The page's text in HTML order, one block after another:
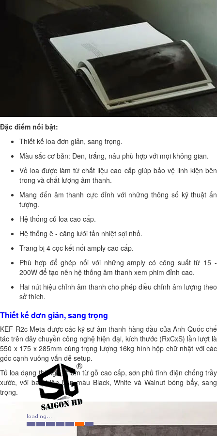
Đặc điểm nổi bật:
Thiết kế loa đơn giản, sang trọng.
Màu sắc cơ bản: Đen, trắng, nâu phù hợp với mọi không gian.
Vỏ loa được làm từ chất liệu cao cấp giúp bảo vệ linh kiện bên
trong và chất lượng âm thanh.
Mang đến âm thanh cực đỉnh với những thông số kỹ thuật ấn
tượng.
Hệ thống củ loa cao cấp.
Hệ thống ê - căng lưới tản nhiệt sợi nhỏ.
Trang bị 4 cọc kết nối amply cao cấp.
Phù hợp để ghép nối với những amply có công suất từ 15 -
200W để tạo nên hệ thống âm thanh xem phim đỉnh cao.
Hai nút hiệu chỉnh âm thanh cho phép điều chỉnh âm lượng theo
sở thích.
Thiết kế đơn giản, sang trọng
KEF R2c Meta được các kỹ sư âm thanh hàng đầu của Anh Quốc chế
tác trên dây chuyền công nghệ hiện đại, kích thước (RxCxS) lần lượt là
550 x 175 x 285mm cùng trọng lượng 16kg hình hộp chữ nhật với các
góc cạnh vuông vắn dễ setup.
Tủ loa dạng thùng kín làm từ gỗ cao cấp, sơn phủ tĩnh điện chống trầy
xước, với ba phiên bản màu Black, White và Walnut bóng bẩy, sang
trọng.